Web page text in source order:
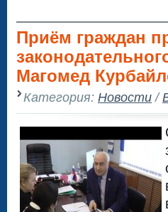
Приём граждан
Магомед
Категория: Новости/